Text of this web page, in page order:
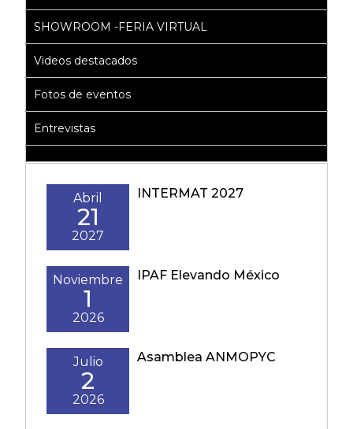
SHOWROOM -FERIA VIRTUAL
Videos destacados
Fotos de eventos
Entrevistas
Abril
21
2027
INTERMAT 2027
Noviembre
1
2026
IPAF Elevando México
Julio
2
2026
Asamblea ANMOPYC